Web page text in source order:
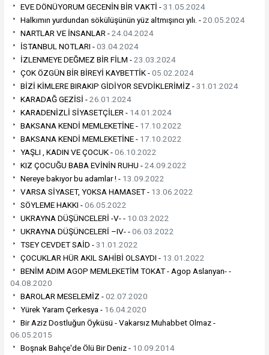
EVE DÖNÜYORUM GECENİN BİR VAKTİ -31.05.2024
Halkımın yurdundan sökülüşünün yüz altmışıncı yılı. -20.05.2024
NARTLAR VE İNSANLAR -24.04.2024
İSTANBUL NOTLARI -03.04.2024
İZLENMEYE DEĞMEZ BİR FİLM -23.03.2024
ÇOK ÖZGÜN BİR BİREYİ KAYBETTİK -05.02.2024
BİZİ KİMLERE BIRAKIP GİDİYOR SEVDİKLERİMİZ -31.01.2024
KARADAĞ GEZİSİ -26.01.2024
KARADENİZLİ SİYASETÇİLER - 14.01.2024
BAKSANA KENDİ MEMLEKETİNE - 17.10.2022
BAKSANA KENDİ MEMLEKETİNE - 17.10.2022
YAŞLI , KADIN VE ÇOCUK -06.10.2022
KIZ ÇOCUĞU BABA EVİNİN RUHU -24.09.2022
Nereye bakıyor bu adamlar ! - 13.09.2022
VARSA SİYASET, YOKSA HAMASET - 13.06.2022
SÖYLEME HAKKI -06.05.2022
UKRAYNA DÜŞÜNCELERİ -V- - 10.03.2022
UKRAYNA DÜŞÜNCELERİ –IV- -06.03.2022
TSEY CEVDET SAİD -31.01.2022
ÇOCUKLAR HÜR AKIL SAHİBİ OLSAYDI - 13.01.2022
BENİM ADIM AGOP MEMLEKETİM TOKAT - Agop Aslanyan- -
04.08.2020
BAROLAR MESELEMİZ -02.07.2020
Yürek Yaram Çerkesya - 16.04.2020
Bir Aziz Dostluğun Öyküsü - Vakarsız Muhabbet Olmaz -
06.05.2015
Boşnak Bahçe'de Ölü Bir Deniz - 10.09.2014